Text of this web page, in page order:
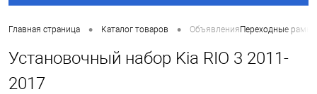
Главная страница • Каталог товаров • ОбъявленияПереходные рамки
Установочный набор Kia RIO 3 2011-
2017